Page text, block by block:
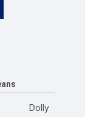
Dolly